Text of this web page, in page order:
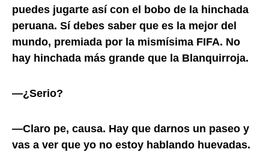
puedes jugarte así con el bobo de la hinchada
peruana. Sí debes saber que es la mejor del
mundo, premiada por la mismísima FIFA. No
hay hinchada más grande que la Blanquirroja.
—¿Serio?
—Claro pe, causa. Hay que darnos un paseo y
vas a ver que yo no estoy hablando huevadas.